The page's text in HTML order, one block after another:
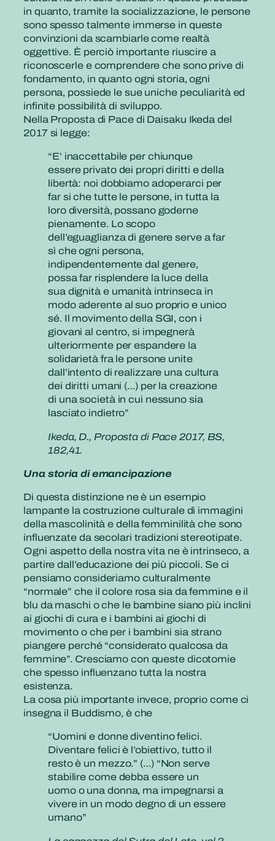
in quanto, tramite la socializzazione, le persone
sono spesso talmente immerse in queste
convinzioni da scambiarle come realtà
oggettive. È perciò importante riuscire a
riconoscerle e comprendere che sono prive di
fondamento, in quanto ogni storia, ogni
persona, possiede le sue uniche peculiarità ed
infinite possibilità di sviluppo.
Nella Proposta di Pace di Daisaku Ikeda del
2017 si legge:
“E’ inaccettabile per chiunque
essere privato dei propri diritti e della
libertà: noi dobbiamo adoperarci per
far si che tutte le persone, in tutta la
loro diversità, possano goderne
pienamente. Lo scopo
dell’eguaglianza di genere serve a far
sì che ogni persona,
indipendentemente dal genere,
possa far risplendere la luce della
sua dignità e umanità intrinseca in
modo aderente al suo proprio e unico
sé. Il movimento della SGI, con i
giovani al centro, si impegnerà
ulteriormente per espandere la
solidarietà fra le persone unite
dall’intento di realizzare una cultura
dei diritti umani (…) per la creazione
di una società in cui nessuno sia
lasciato indietro”
Ikeda, D., Proposta di Pace 2017, BS,
182,41.
Una storia di emancipazione
Di questa distinzione ne è un esempio
lampante la costruzione culturale di immagini
della mascolinità e della femminilità che sono
influenzate da secolari tradizioni stereotipate.
Ogni aspetto della nostra vita ne è intrinseco, a
partire dall’educazione dei più piccoli. Se ci
pensiamo consideriamo culturalmente
“normale” che il colore rosa sia da femmine e il
blu da maschi o che le bambine siano più inclini
ai giochi di cura e i bambini ai giochi di
movimento o che per i bambini sia strano
piangere perché “considerato qualcosa da
femmine”. Cresciamo con queste dicotomie
che spesso influenzano tutta la nostra
esistenza.
La cosa più importante invece, proprio come ci
insegna il Buddismo, è che
“Uomini e donne diventino felici.
Diventare felici è l’obiettivo, tutto il
resto è un mezzo.” (…) “Non serve
stabilire come debba essere un
uomo o una donna, ma impegnarsi a
vivere in un modo degno di un essere
umano”